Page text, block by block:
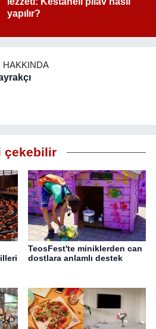
yapılır?
HAKKINDA
çekebilir
TeosFest'te miniklerden can
dostlara anlamlı destek